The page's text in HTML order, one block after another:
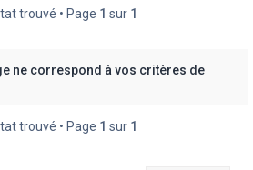
trouvé • Page 1 sur 1
ne correspond à vos critères de
trouvé • Page 1 sur 1